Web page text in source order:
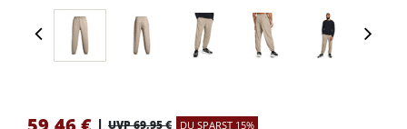
UVP 69,95 € DU SPARST 15%